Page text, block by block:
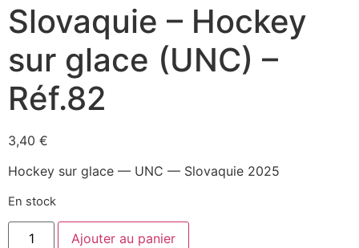
Slovaquie – Hockey
sur glace (UNC) –
Réf.82
3,40 €
Hockey sur glace — UNC — Slovaquie 2025
En stock
Ajouter au panier